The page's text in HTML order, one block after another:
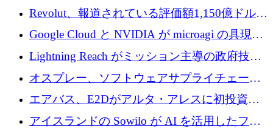
ートアップ Arrakis を支援
Revolut、報道されている評価額1,150億ドルで
の新たな二次株式売却を確認
Google Cloud と NVIDIA が microagi の具現化
された AI の野望を推進
Lightning Reach がミッション主導の政府技術
グループとしてポートフォリオを拡大し ETG
に買収
オスプレー、ソフトウェアサプライチェーン
攻撃を阻止するために265万ドルを確保
エアバス、E2Dがアルタ・アレスに初投資、
欧州防衛技術ファンドに5億ユーロを拠出
アイスランドの Sowilo が AI を活用したファ